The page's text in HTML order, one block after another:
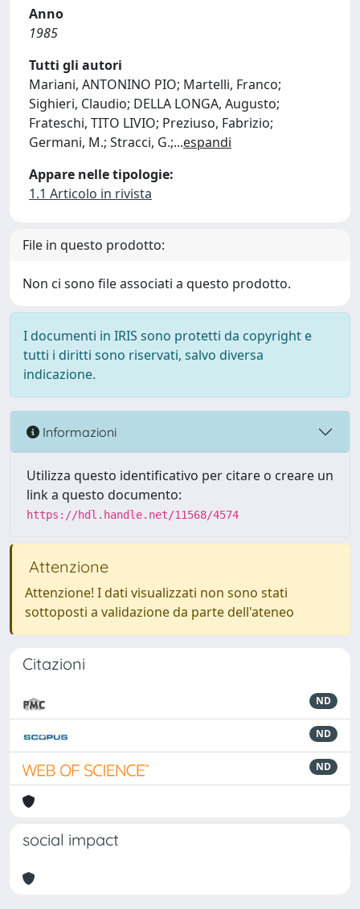
Anno
1985
Tutti gli autori
Mariani, ANTONINO PIO; Martelli, Franco;
Sighieri, Claudio; DELLA LONGA, Augusto;
Frateschi, TITO LIVIO; Preziuso, Fabrizio;
Germani, M.; Stracci, G.;...espandi
Appare nelle tipologie:
1.1 Articolo in rivista
File in questo prodotto:
Non ci sono file associati a questo prodotto.
I documenti in IRIS sono protetti da copyright e
tutti i diritti sono riservati, salvo diversa
indicazione.
Informazioni
Utilizza questo identificativo per citare o creare un
link a questo documento:
https://hdl.handle.net/11568/4574
Attenzione
Attenzione! I dati visualizzati non sono stati
sottoposti a validazione da parte dell'ateneo
Citazioni
ND
ND
ND
social impact